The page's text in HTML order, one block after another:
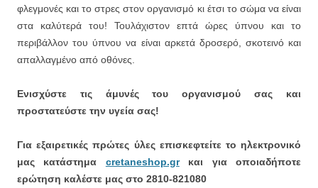
φλεγμονές και το στρες στον οργανισμό κι έτσι το σώμα να είναι
στα καλύτερά του! Τουλάχιστον επτά ώρες ύπνου και το
περιβάλλον του ύπνου να είναι αρκετά δροσερό, σκοτεινό και
απαλλαγμένο από οθόνες.
Ενισχύστε τις άμυνές του οργανισμού σας και
προστατεύστε την υγεία σας!
Για εξαιρετικές πρώτες ύλες επισκεφτείτε το ηλεκτρονικό
μας κατάστημα cretaneshop.grκαι για οποιαδήποτε
ερώτηση καλέστε μας στο 2810-821080